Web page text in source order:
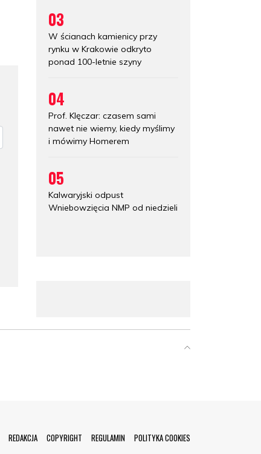
03
W ścianach kamienicy przy
rynku w Krakowie odkryto
ponad 100-letnie szyny
04
Prof. Klęczar: czasem sami
nawet nie wiemy, kiedy myślimy
i mówimy Homerem
05
Kalwaryjski odpust
Wniebowzięcia NMP od niedzieli
REDAKCJA COPYRIGHT REGULAMIN POLITYKA COOKIES